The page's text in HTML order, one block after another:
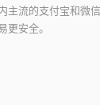
主流的支付宝和微
更安全。